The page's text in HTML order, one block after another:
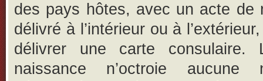
des pays hôtes, avec un acte de
délivré à l’intérieur ou à
délivrer une carte consulaire.
naissance n’octroie aucune